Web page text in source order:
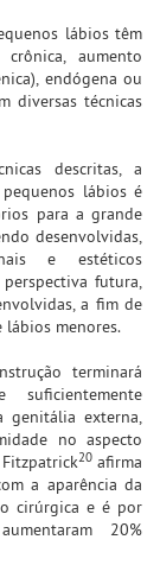
lábios têm
aumento
endógena ou
diversas técnicas
descritas, a
lábios é
para a grande
desenvolvidas,
e estéticos
futura,
a fim de
menores.
terminará
suficientemente
genitália externa,
no aspecto
20 afirma
a aparência da
cirúrgica e é por
20%